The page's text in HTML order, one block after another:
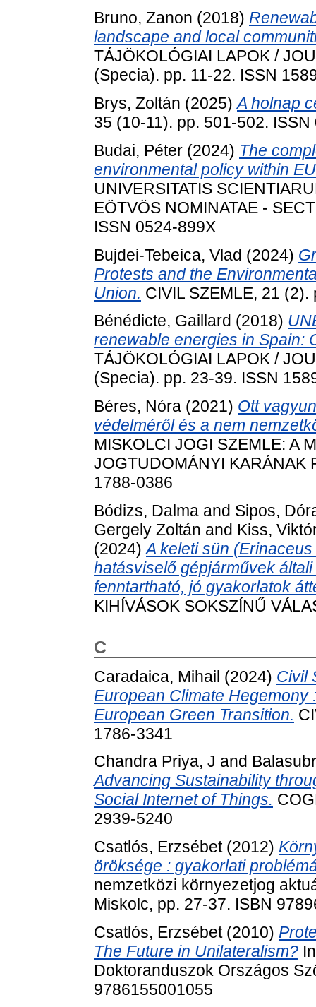
Bruno, Zanon (2018)
landscape and local
TÁJÖKOLÓGIAI LAPOK /
(Specia). pp. 11-22. ISSN
Brys, Zoltán (2025)A holnap
35 (10-11). pp. 501-502. ISSN
Budai, Péter (2024) The
environmental policy within
UNIVERSITATIS
EÖTVÖS NOMINATAE -
ISSN 0524-899X
Bujdei-Tebeica, Vlad (2024)
Protests and the
Union. CIVIL SZEMLE, 21
Bénédicte, Gaillard (2018)
renewable energies in Spain:
TÁJÖKOLÓGIAI LAPOK /
(Specia). pp. 23-39. ISSN
Béres, Nóra (2021) Ott
védelméről és a nem
MISKOLCI JOGI SZEMLE: A
JOGTUDOMÁNYI KARÁNAK
1788-0386
Bódizs, Dalma and Sipos,
Gergely Zoltán and Kiss,
(2024)A keleti sün
hatásviselő gépjárművek
fenntartható, jó gyakorlatok
KIHÍVÁSOK SOKSZÍNŰ
C
Caradaica, Mihail (2024) Civil
European Climate Hegemony
European Green Transition.
1786-3341
Chandra Priya, J and
Advancing Sustainability
Social Internet of Things.
2939-5240
Csatlós, Erzsébet(2012)
öröksége : gyakorlati
nemzetközi környezetjog
Miskolc, pp. 27-37. ISBN
Csatlós, Erzsébet(2010)
The Future in Unilateralism?
Doktoranduszok Országos
9786155001055